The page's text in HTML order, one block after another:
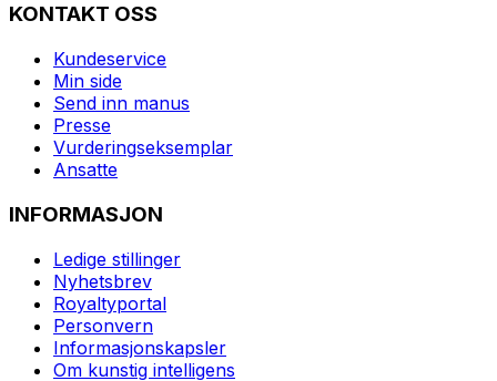
KONTAKT OSS
Kundeservice
Min side
Send inn manus
Presse
Vurderingseksemplar
Ansatte
INFORMASJON
Ledige stillinger
Nyhetsbrev
Royaltyportal
Personvern
Informasjonskapsler
Om kunstig intelligens